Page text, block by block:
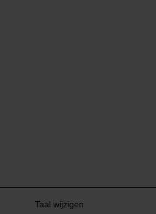
Taal wijzigen